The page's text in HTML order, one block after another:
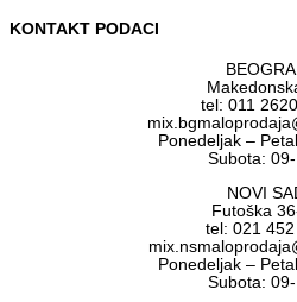
KONTAKT PODACI
tel: 011
Ponedeljak –
Subota:
NOVI
Futoška
tel: 021 452
Ponedeljak –
Subota: